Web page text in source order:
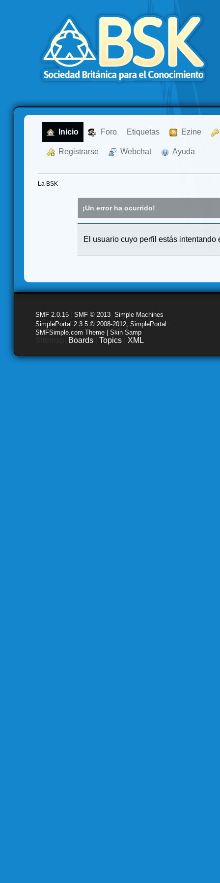
Inicio Foro Etiquetas Ezine
Registrarse Webchat Ayuda
La BSK
¡Un error ha ocurrido!
El usuario cuyo perfil estás intentando
SMF 2.0.15 SMF © 2013 Simple Machines
SimplePortal 2.3.5 © 2008-2012, SimplePortal
SMFSimple.com Theme | Skin Samp
Boards Topics XML